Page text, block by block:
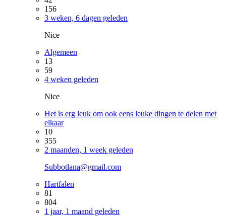
156
3 weken, 6 dagen geleden
Nice
Algemeen
13
59
4 weken geleden
Nice
Het is erg leuk om ook eens leuke dingen te delen met
elkaar
10
355
2 maanden, 1 week geleden
Subbotlana@gmail.com
Hartfalen
81
804
1 jaar, 1 maand geleden